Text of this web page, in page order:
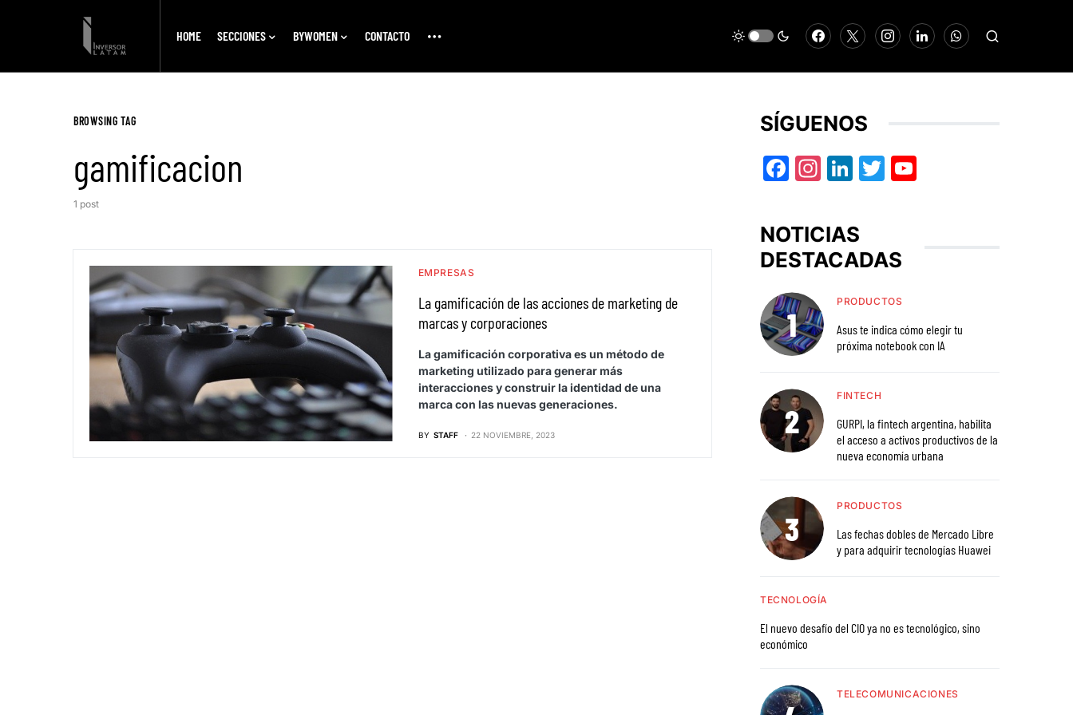
HOME SECCIONES BYWOMEN CONTACTO
BROWSING TAG
gamificacion
1 post
EMPRESAS
La gamificación de las acciones de marketing de
marcas y corporaciones
La gamificación corporativa es un método de
marketing utilizado para generar más
interacciones y construir la identidad de una
marca con las nuevas generaciones.
BY STAFF 22 NOVIEMBRE, 2023
SÍGUENOS
Facebook
Instagram
LinkedIn
Twitter
NOTICIAS
DESTACADAS
PRODUCTOS
Asus te indica cómo elegir tu
próxima notebook con IA
FINTECH
GURPI, la fintech argentina, habilita
el acceso a activos productivos de la
nueva economía urbana
PRODUCTOS
Las fechas dobles de Mercado Libre
y para adquirir tecnologías Huawei
TECNOLOGÍA
El nuevo desafío del CIO ya no es tecnológico, sino
económico
TELECOMUNICACIONES